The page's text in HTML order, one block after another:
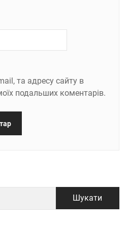
та адресу сайту в
подальших коментарів.